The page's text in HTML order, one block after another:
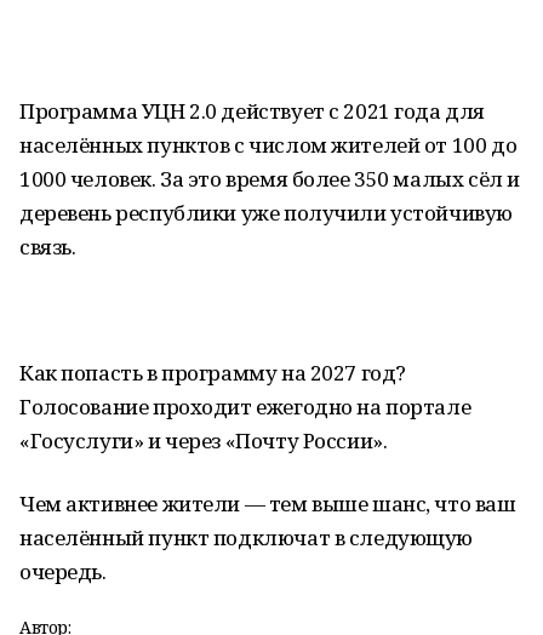
Программа УЦН 2.0 действует с 2021 года для
населённых пунктов с числом жителей от 100 до
1000 человек. За это время более 350 малых сёл и
деревень республики уже получили устойчивую
связь.
Как попасть в программу на 2027 год?
Голосование проходит ежегодно на портале
«Госуслуги» и через «Почту России».
Чем активнее жители — тем выше шанс, что ваш
населённый пункт подключат в следующую
очередь.
Автор: